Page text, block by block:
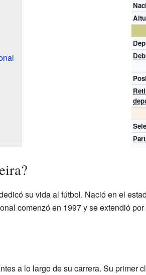
su vida al fútbol. Nació en el
comenzó en 1997 y se extendió
a lo largo de su carrera. Su primer